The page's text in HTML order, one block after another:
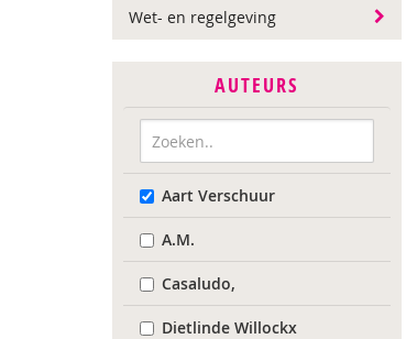
Wet- en regelgeving
AUTEURS
Aart Verschuur
A.M.
Casaludo,
Dietlinde Willockx